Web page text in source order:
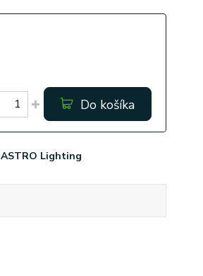
Do košíka
ASTRO Lighting